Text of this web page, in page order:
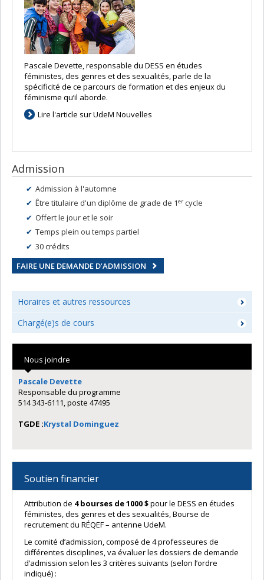
Pascale Devette, responsable du DESS en études
féministes, des genres et des sexualités, parle de la
spécificité de ce parcours de formation et des enjeux du
féminisme qu’il aborde.
Lire l'article sur UdeM Nouvelles
Admission
Admission à l'automne
Être titulaire d'un diplôme de grade de 1er cycle
Offert le jour et le soir
Temps plein ou temps partiel
30 crédits
FAIRE UNE DEMANDE D’ADMISSION
Horaires et autres ressources
Chargé(e)s de cours
Nous joindre
Pascale Devette
Responsable du programme
514 343-6111, poste 47495
TGDE :Krystal Dominguez
Soutien financier
Attribution de 4 bourses de 1000 $pour le DESS en études
féministes, des genres et des sexualités, Bourse de
recrutement du RÉQEF – antenne UdeM.
Le comité d’admission, composé de 4 professeures de
différentes disciplines, va évaluer les dossiers de demande
d’admission selon les 3 critères suivants (selon l’ordre
indiqué) :